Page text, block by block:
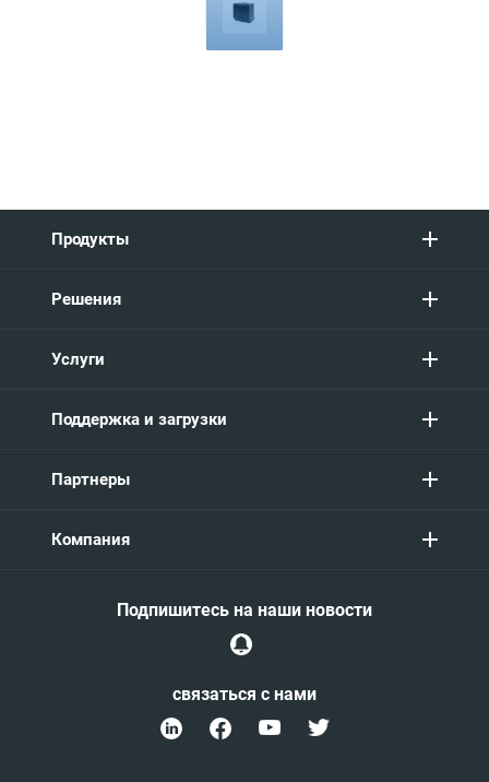
Продукты
Решения
Услуги
Поддержка и загрузки
Партнеры
Компания
связаться с нами
Подпишитесь на наши новости